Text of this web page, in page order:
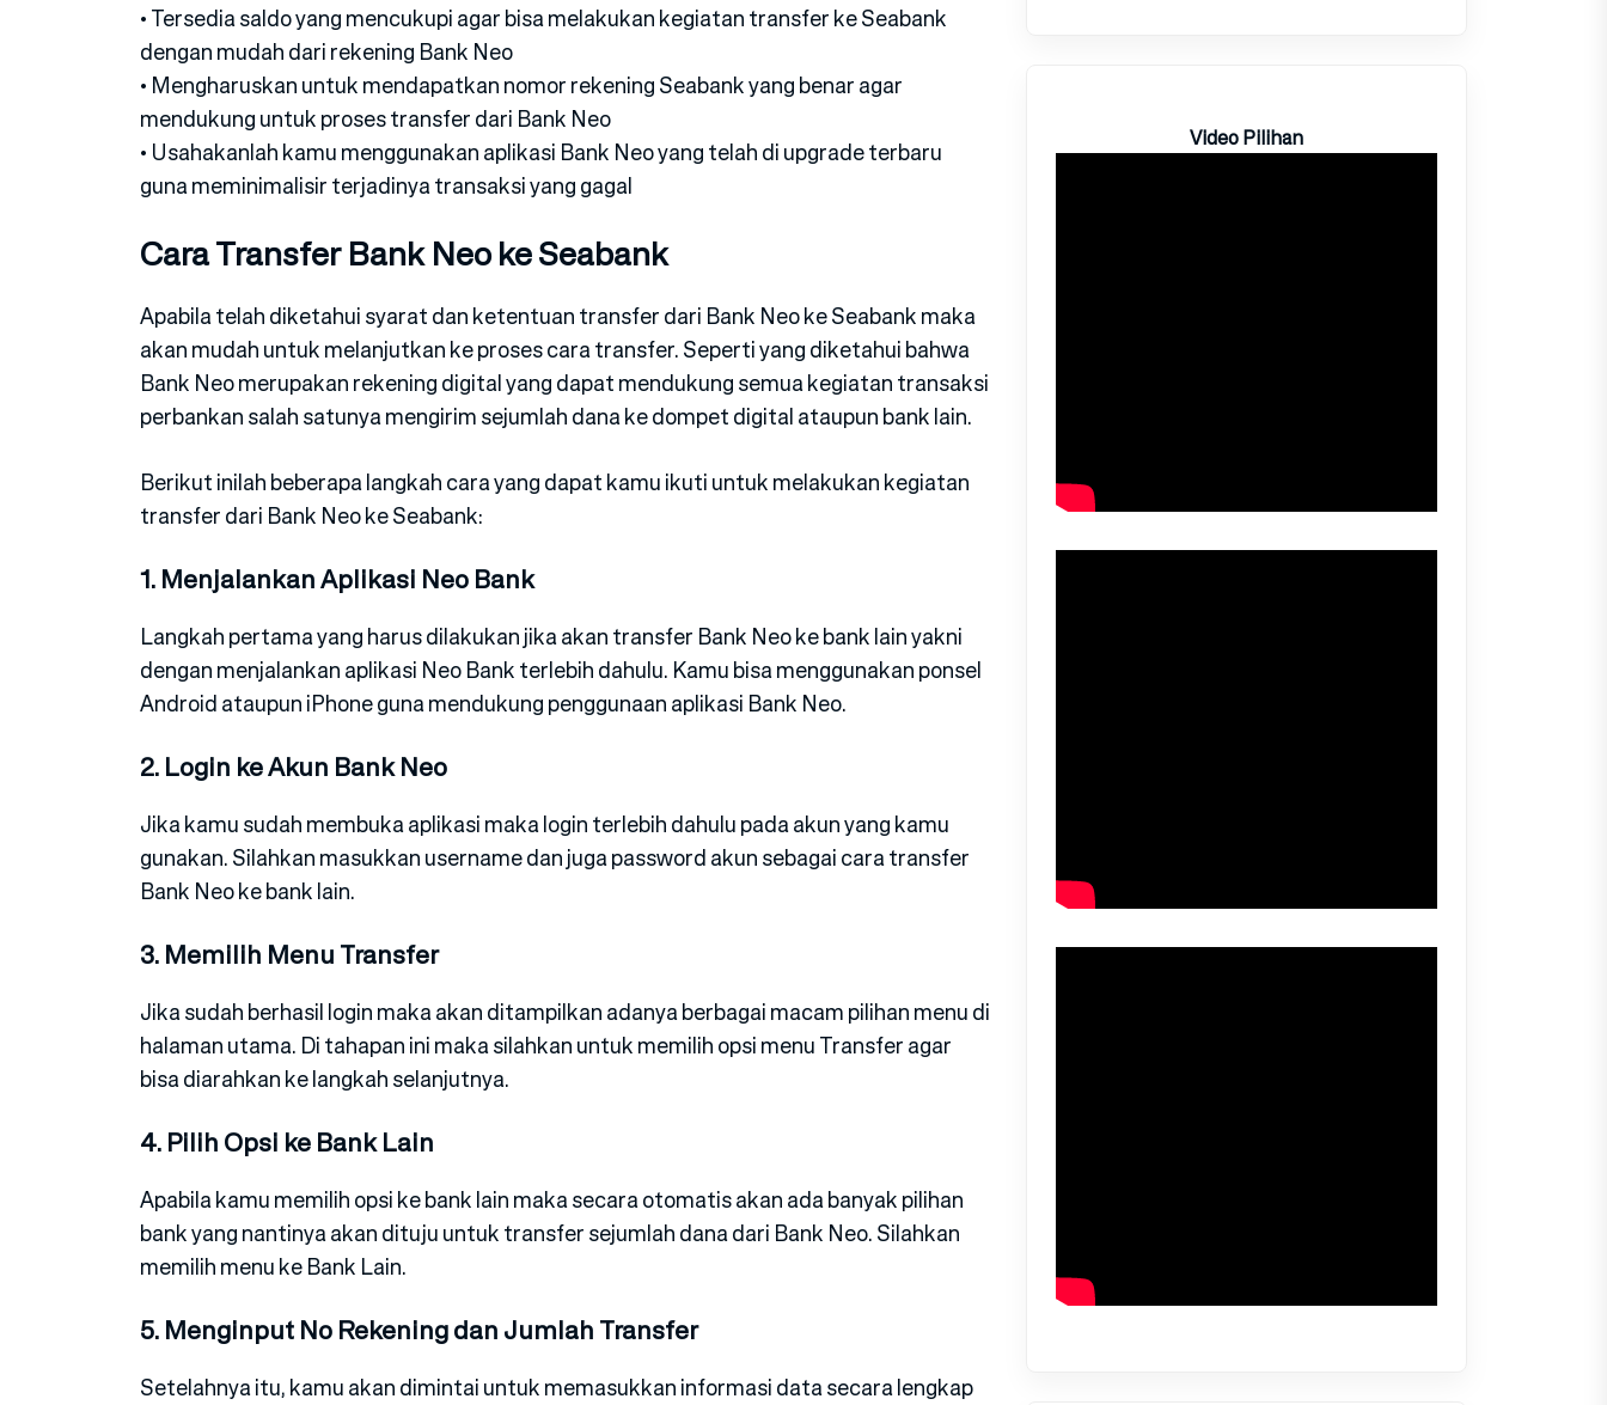
• Tersedia saldo yang mencukupi agar bisa melakukan kegiatan transfer ke Seabank
dengan mudah dari rekening Bank Neo
• Mengharuskan untuk mendapatkan nomor rekening Seabank yang benar agar
mendukung untuk proses transfer dari Bank Neo
• Usahakanlah kamu menggunakan aplikasi Bank Neo yang telah di upgrade terbaru
guna meminimalisir terjadinya transaksi yang gagal
Cara Transfer Bank Neo ke Seabank
Apabila telah diketahui syarat dan ketentuan transfer dari Bank Neo ke Seabank maka
akan mudah untuk melanjutkan ke proses cara transfer. Seperti yang diketahui bahwa
Bank Neo merupakan rekening digital yang dapat mendukung semua kegiatan transaksi
perbankan salah satunya mengirim sejumlah dana ke dompet digital ataupun bank lain.
Berikut inilah beberapa langkah cara yang dapat kamu ikuti untuk melakukan kegiatan
transfer dari Bank Neo ke Seabank:
1. Menjalankan Aplikasi Neo Bank
Langkah pertama yang harus dilakukan jika akan transfer Bank Neo ke bank lain yakni
dengan menjalankan aplikasi Neo Bank terlebih dahulu. Kamu bisa menggunakan ponsel
Android ataupun iPhone guna mendukung penggunaan aplikasi Bank Neo.
2. Login ke Akun Bank Neo
Jika kamu sudah membuka aplikasi maka login terlebih dahulu pada akun yang kamu
gunakan. Silahkan masukkan username dan juga password akun sebagai cara transfer
Bank Neo ke bank lain.
3. Memilih Menu Transfer
Jika sudah berhasil login maka akan ditampilkan adanya berbagai macam pilihan menu di
halaman utama. Di tahapan ini maka silahkan untuk memilih opsi menu Transfer agar
bisa diarahkan ke langkah selanjutnya.
4. Pilih Opsi ke Bank Lain
Apabila kamu memilih opsi ke bank lain maka secara otomatis akan ada banyak pilihan
bank yang nantinya akan dituju untuk transfer sejumlah dana dari Bank Neo. Silahkan
memilih menu ke Bank Lain.
5. Menginput No Rekening dan Jumlah Transfer
Setelahnya itu, kamu akan dimintai untuk memasukkan informasi data secara lengkap
Video Pilihan